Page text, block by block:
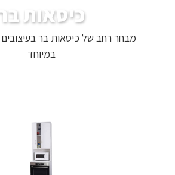
כיסאות
מבחר רחב של כיסאות בר בעיצובים
במיוחד